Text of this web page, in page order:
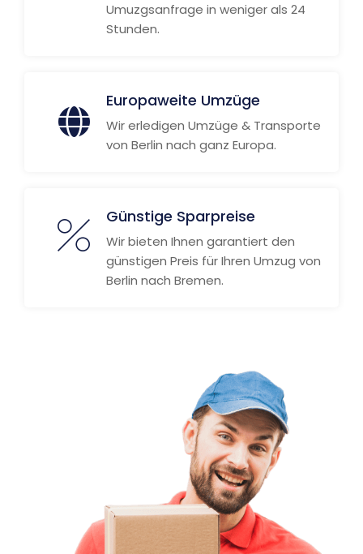
Umuzgsanfrage in weniger als 24
Stunden.
Europaweite Umzüge
Wir erledigen Umzüge & Transporte
von Berlin nach ganz Europa.
Günstige Sparpreise
Wir bieten Ihnen garantiert den
günstigen Preis für Ihren Umzug von
Berlin nach Bremen.